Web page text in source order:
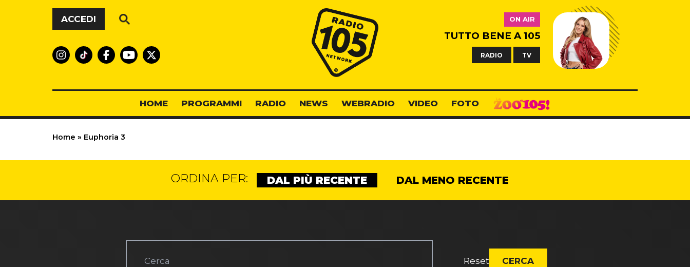
Vai al contenuto
ACCEDI
Radio 105
ON AIR
TUTTO BENE A 105
RADIO TV
HOME PROGRAMMI RADIO NEWS WEBRADIO VIDEO FOTO
Home » Euphoria 3
ORDINA PER: DAL PIÙ RECENTE DAL MENO RECENTE
Reset CERCA